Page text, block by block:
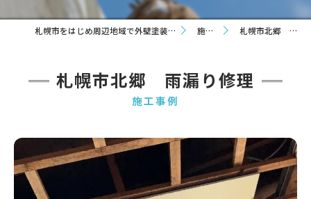
札幌市をはじめ周辺地域で外壁塗装なら株式会社創建ホーム 施工事例 札幌市北郷 雨漏り修理
施工事例
札幌市北郷 雨漏り修理